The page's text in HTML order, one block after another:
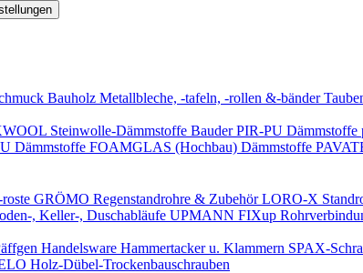
Bauholz Metallbleche, -tafeln, -rollen &-bänder
Steinwolle-Dämmstoffe Bauder PIR-PU Dämmstoffe
Dämmstoffe FOAMGLAS (Hochbau) Dämmstoffe
GRÖMO Regenstandrohre & ZubehörLORO-X
, Keller-, Duschabläufe UPMANN FIXup
Handelsware Hammertacker u. Klammern SPAX-
Holz-Dübel-Trockenbauschrauben